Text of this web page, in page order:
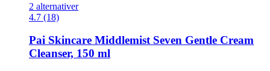
2 alternativer
4.7 (18)
Pai Skincare Middlemist Seven Gentle Cream
Cleanser, 150 ml